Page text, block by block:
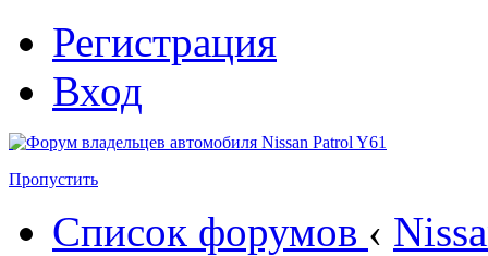
Регистрация
Вход
Пропустить
Список форумов ‹